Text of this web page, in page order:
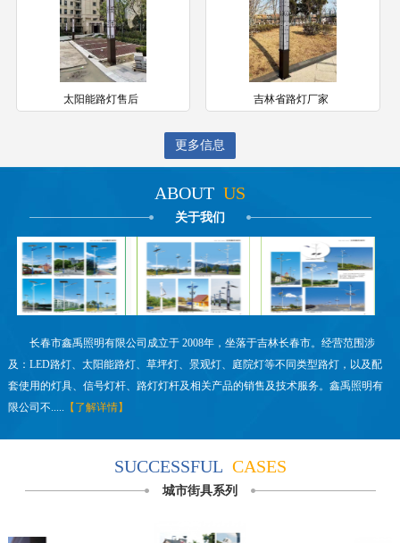
太阳能路灯售后 吉林省路灯厂家
更多信息
ABOUT US
关于我们
长春市鑫禹照明有限公司成立于 2008年，坐落于吉林长春市。经营范围涉
及：LED路灯、太阳能路灯、草坪灯、景观灯、庭院灯等不同类型路灯，以及配
套使用的灯具、信号灯杆、路灯灯杆及相关产品的销售及技术服务。鑫禹照明有
限公司不.....
【了解详情】
SUCCESSFUL CASES
城市街具系列